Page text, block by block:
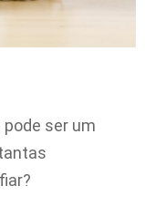
ser um